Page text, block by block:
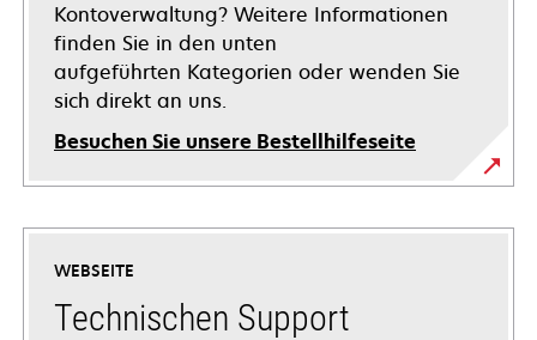
Kontoverwaltung? Weitere Informationen
finden Sie in den unten
aufgeführten Kategorien oder wenden Sie
sich direkt an uns.
Besuchen Sie unsere Bestellhilfeseite
WEBSEITE
Technischen Support